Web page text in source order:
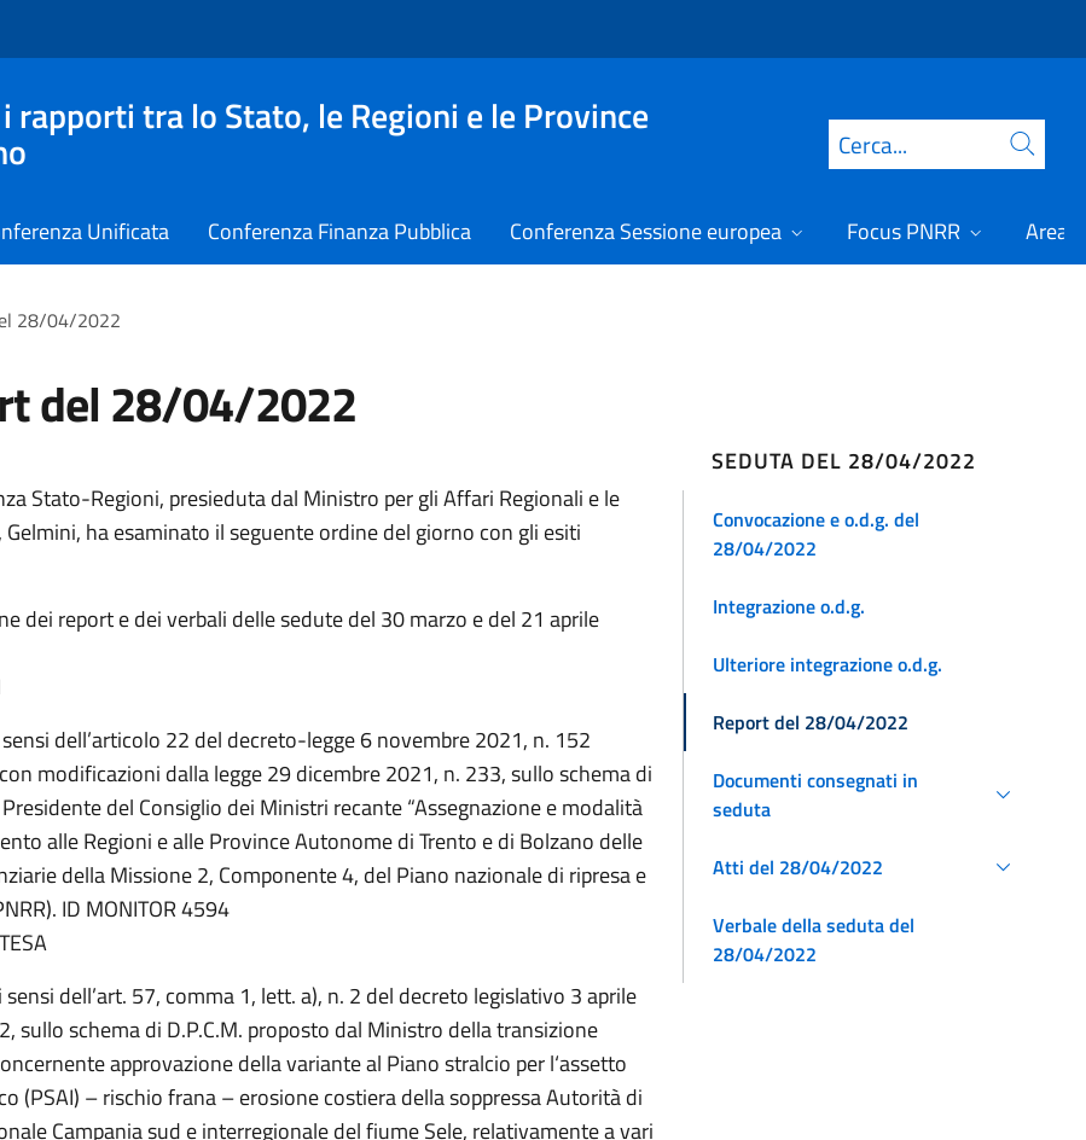
rapporti tra lo Stato, le Regioni e le Province
Cerca
Unificata Conferenza Finanza Pubblica Conferenza Sessione europea Focus PNRR Area
28/04/2022
del 28/04/2022
Stato-Regioni, presieduta dal Ministro per gli Affari Regionali e le
ha esaminato il seguente ordine del giorno con gli esiti
dei report e dei verbali delle sedute del 30 marzo e del 21 aprile
dell’articolo 22 del decreto-legge 6 novembre 2021, n. 152
modificazioni dalla legge 29 dicembre 2021, n. 233, sullo schema di
del Consiglio dei Ministri recante “Assegnazione e modalità
alle Regioni e alle Province Autonome di Trento e di Bolzano delle
della Missione 2, Componente 4, del Piano nazionale di ripresa e
ID MONITOR 4594
sensi dell’art. 57, comma 1, lett. a), n. 2 del decreto legislativo 3 aprile
sullo schema di D.P.C.M. proposto dal Ministro della transizione
approvazione della variante al Piano stralcio per l‘assetto
(PSAI) – rischio frana – erosione costiera della soppressa Autorità di
Campania sud e interregionale del fiume Sele, relativamente a vari
SEDUTA DEL 28/04/2022
Convocazione e o.d.g. del
28/04/2022
Integrazione o.d.g.
Ulteriore integrazione o.d.g.
Report del 28/04/2022
Documenti consegnati in
seduta
Atti del 28/04/2022
Verbale della seduta del
28/04/2022